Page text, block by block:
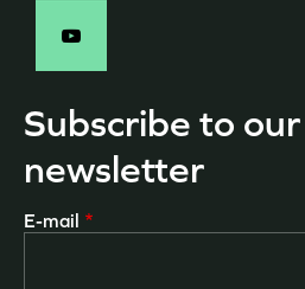
Subscribe to our
newsletter
E-mail